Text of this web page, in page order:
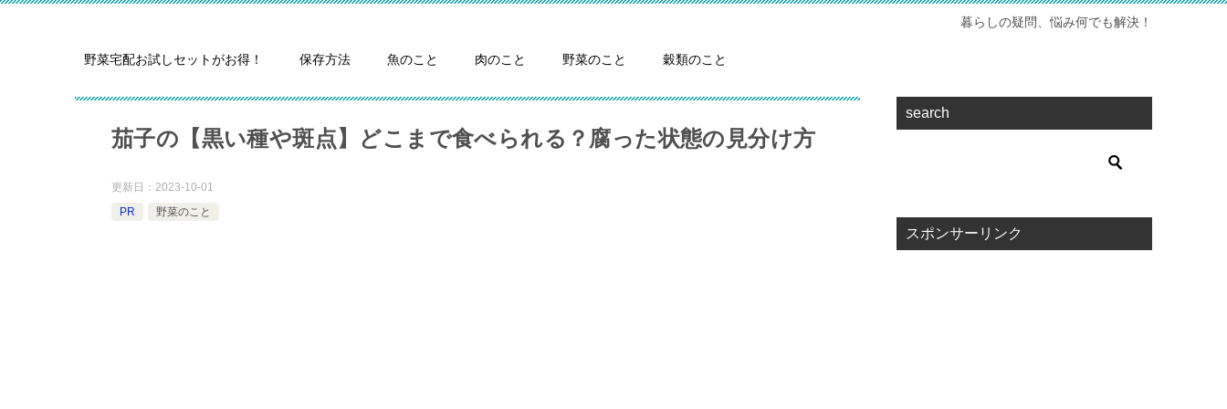
暮らしの疑問、悩み何でも解決！
野菜宅配お試しセットがお得！ 保存方法 魚のこと 肉のこと 野菜のこと 穀類のこと
茄子の【黒い種や斑点】どこまで食べられる？腐った状態の見分け方
更新日： 2023-10-01
PR
野菜のこと
search
スポンサーリンク